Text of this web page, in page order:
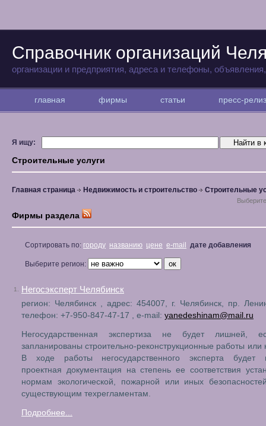
Справочник организаций
организации и предприятия, адреса и телефоны,
главная фирмы статьи пресс-
Я ищу:
Строительные услуги
Главная страница Недвижимость и строительство Строительные
Фирмы раздела
Сортировать по: городу названию цене e-mail дате добавления
Выберите регион:
1. Негосэксперт Челябинск
регион: Челябинск , адрес: 454007, г. Челябинск, пр.
телефон: +7-950-847-47-17 , e-mail: yanedeshinam@mail.ru
Негосударственная экспертиза не будет лишней,
запланированы строительно-реконструкционные работы или
В ходе работы негосударственного эксперта будет
проектная документация на степень ее соответствия
нормам экологической, пожарной или иных
существующим техрегламентам.
Подробнее...